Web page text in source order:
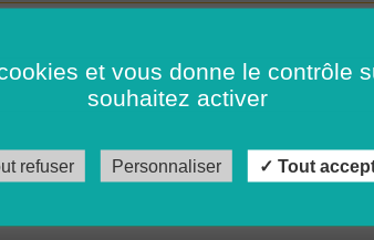
- Drôme CDI
et vous donne le contrôle
souhaitez activer
refuser Personnaliser Tout